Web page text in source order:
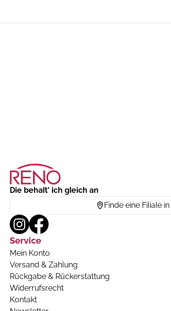
Die behalt' ich gleich an
Finde eine Filiale
Service
Mein Konto
Versand & Zahlung
Rückgabe & Rückerstattung
Widerrufsrecht
Kontakt